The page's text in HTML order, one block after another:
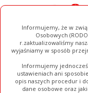
Informujemy, że w
Osobowych
r.zaktualizowaliśmy
wyjaśniamy w sposób
Informujemy
ustawieniach ani
opis naszych procedur i
dane osobowe oraz
Ogłoszenia Filmy